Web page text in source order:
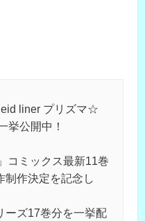
liner プリズマ☆
挙公開中！
コミックス最新11巻
制作決定を記念し
ズ17巻分を一挙配